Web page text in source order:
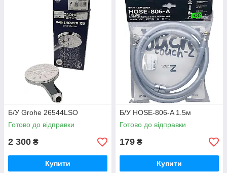
Б/У Grohe 26544LSO
Готово до відправки
2 300 ₴
Купити
Б/У HOSE-806-A 1.5м
Готово до відправки
179 ₴
Купити